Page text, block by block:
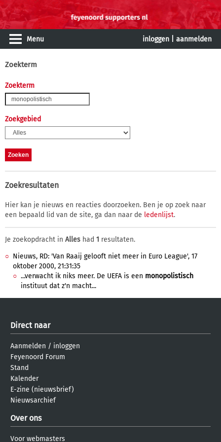
Menu inloggen aanmelden
Zoekterm
Zoekterm
Zoekgebied
Zoekresultaten
Hier kan je nieuws en reacties doorzoeken. Ben je op zoek naar
een bepaald lid van de site, ga dan naar de ledenlijst.
Je zoekopdracht in Alles had 1 resultaten.
Nieuws, RD: 'Van Raaij gelooft niet meer in Euro League', 17
oktober 2000, 21:31:35
...verwacht ik niks meer. De UEFA is een monopolistisch
instituut dat z'n macht...
Direct naar
Aanmelden / inloggen
Feyenoord Forum
Stand
Kalender
E-zine (nieuwsbrief)
Nieuwsarchief
Over ons
Voor webmasters